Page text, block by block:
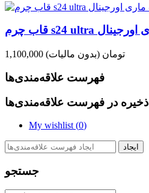
1,100,000 تومان (بدون مالیات)
فهرست علاقه‌مندی‌ها
ذخیره در فهرست علاقه‌مندی‌ها
My wishlist (0)
ایجاد
جستجو